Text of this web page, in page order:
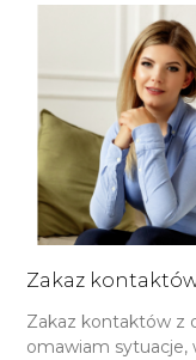
Zakaz
Zakaz kontaktów z
omawiam sytuacje,